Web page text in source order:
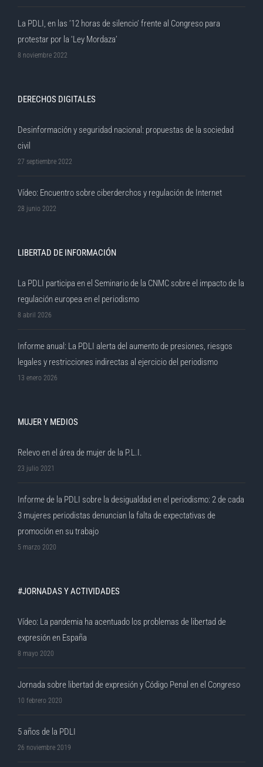
La PDLI, en las ’12 horas de silencio’ frente al Congreso para
protestar por la ‘Ley Mordaza’
8 noviembre 2022
DERECHOS DIGITALES
Desinformación y seguridad nacional: propuestas de la sociedad
civil
27 septiembre 2022
Vídeo: Encuentro sobre ciberderchos y regulación de Internet
28 junio 2022
LIBERTAD DE INFORMACIÓN
La PDLI participa en el Seminario de la CNMC sobre el impacto de la
regulación europea en el periodismo
8 abril 2026
Informe anual: La PDLI alerta del aumento de presiones, riesgos
legales y restricciones indirectas al ejercicio del periodismo
13 enero 2026
MUJER Y MEDIOS
Relevo en el área de mujer de la P.L.I.
23 julio 2021
Informe de la PDLI sobre la desigualdad en el periodismo: 2 de cada
3 mujeres periodistas denuncian la falta de expectativas de
promoción en su trabajo
5 marzo 2020
#JORNADAS Y ACTIVIDADES
Vídeo: La pandemia ha acentuado los problemas de libertad de
expresión en España
8 mayo 2020
Jornada sobre libertad de expresión y Código Penal en el Congreso
10 febrero 2020
5 años de la PDLI
26 noviembre 2019